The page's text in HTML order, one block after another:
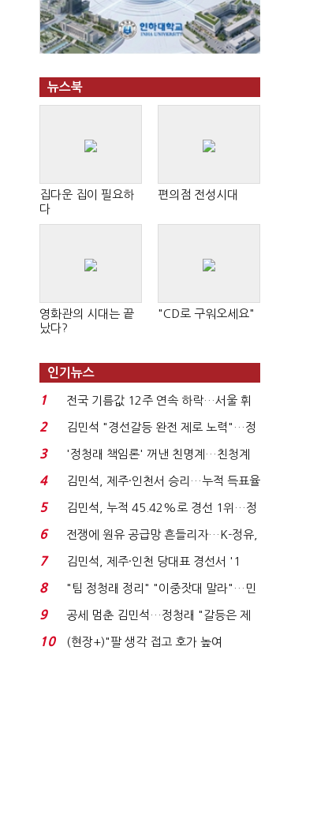
뉴스북
집다운 집이 필요하
다
편의점 전성시대
영화관의 시대는 끝
났다?
"CD로 구워오세요"
인기뉴스
1
전국 기름값 12주 연속 하락…서울 휘
발윳값 1909원...
2
김민석 "경선갈등 완전 제로 노력"…정
청래 "반명 공세 사...
3
'정청래 책임론' 꺼낸 친명계…친청계
는 추가투표 때리기...
4
김민석, 제주·인천서 승리…누적 득표율
'1위 탈환'(종합)...
5
김민석, 누적 45.42%로 경선 1위…정
청래와 격차 0.86%p(...
6
전쟁에 원유 공급망 흔들리자…K-정유,
에너지안보 핵심...
7
김민석, 제주·인천 당대표 경선서 '1
위'(1보)...
8
"팀 정청래 정리" "이중잣대 말라"…민
주 최고위원 계파 다...
9
공세 멈춘 김민석…정청래 "갈등은 제
가 수습"
10
(현장+)"팔 생각 접고 호가 높여